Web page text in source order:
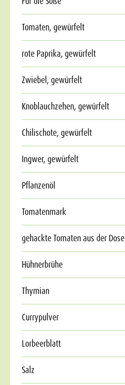
Tomaten, gewürfelt
rote Paprika, gewürfelt
Zwiebel, gewürfelt
Knoblauchzehen, gewürfelt
Chilischote, gewürfelt
Ingwer, gewürfelt
Pflanzenöl
Tomatenmark
gehackte Tomaten aus der Dose
Hühnerbrühe
Thymian
Currypulver
Lorbeerblatt
Salz